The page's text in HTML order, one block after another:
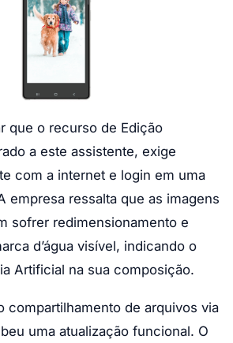
que o recurso de Edição
a este assistente, exige
com a internet e login em uma
empresa ressalta que as imagens
sofrer redimensionamento e
d’água visível, indicando o
Artificial na sua composição.
compartilhamento de arquivos via
uma atualização funcional. O